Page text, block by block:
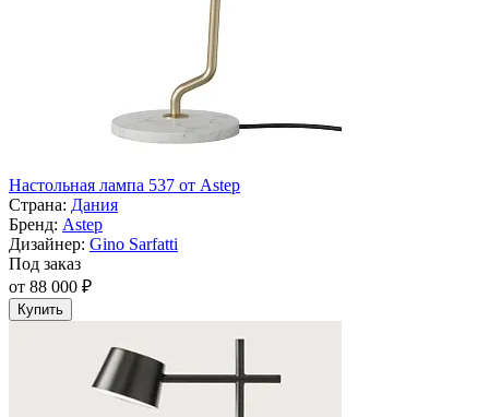
Настольная лампа 537 от Astep
Страна: Дания
Бренд: Astep
Дизайнер: Gino Sarfatti
Под заказ
от 88 000 ₽
Купить